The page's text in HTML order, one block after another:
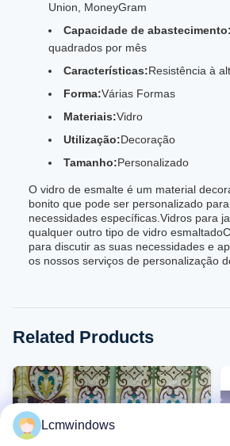
Union, MoneyGram
Capacidade de abastecimento:
quadrados por mês
Características:Resistência à
Forma:Várias Formas
Materiais:Vidro
Utilização:Decoração
Tamanho:Personalizado
O vidro de esmalte é um material
bonito que pode ser personalizado
necessidades específicas.Vidros para
qualquer outro tipo de vidro
para discutir as suas necessidades e
os nossos serviços de personalização
Related Products
Lcmwindows